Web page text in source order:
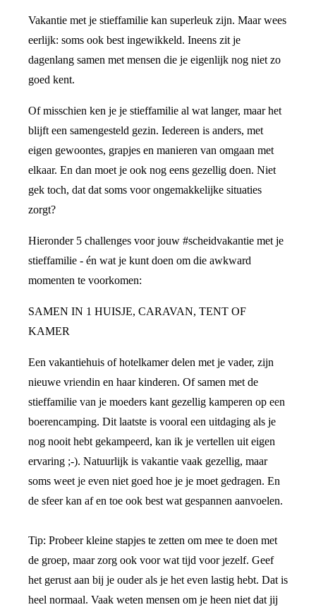
Vakantie met je stieffamilie kan superleuk zijn. Maar wees
eerlijk: soms ook best ingewikkeld. Ineens zit je
dagenlang samen met mensen die je eigenlijk nog niet zo
goed kent.
Of misschien ken je je stieffamilie al wat langer, maar het
blijft een samengesteld gezin. Iedereen is anders, met
eigen gewoontes, grapjes en manieren van omgaan met
elkaar. En dan moet je ook nog eens gezellig doen. Niet
gek toch, dat dat soms voor ongemakkelijke situaties
zorgt?
Hieronder 5 challenges voor jouw #scheidvakantie met je
stieffamilie - én wat je kunt doen om die awkward
momenten te voorkomen:
SAMEN IN 1 HUISJE, CARAVAN, TENT OF
KAMER
Een vakantiehuis of hotelkamer delen met je vader, zijn
nieuwe vriendin en haar kinderen. Of samen met de
stieffamilie van je moeders kant gezellig kamperen op een
boerencamping. Dit laatste is vooral een uitdaging als je
nog nooit hebt gekampeerd, kan ik je vertellen uit eigen
ervaring ;-). Natuurlijk is vakantie vaak gezellig, maar
soms weet je even niet goed hoe je je moet gedragen. En
de sfeer kan af en toe ook best wat gespannen aanvoelen.
Tip: Probeer kleine stapjes te zetten om mee te doen met
de groep, maar zorg ook voor wat tijd voor jezelf. Geef
het gerust aan bij je ouder als je het even lastig hebt. Dat is
heel normaal. Vaak weten mensen om je heen niet dat jij